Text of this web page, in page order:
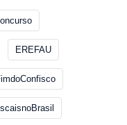
EREFAU